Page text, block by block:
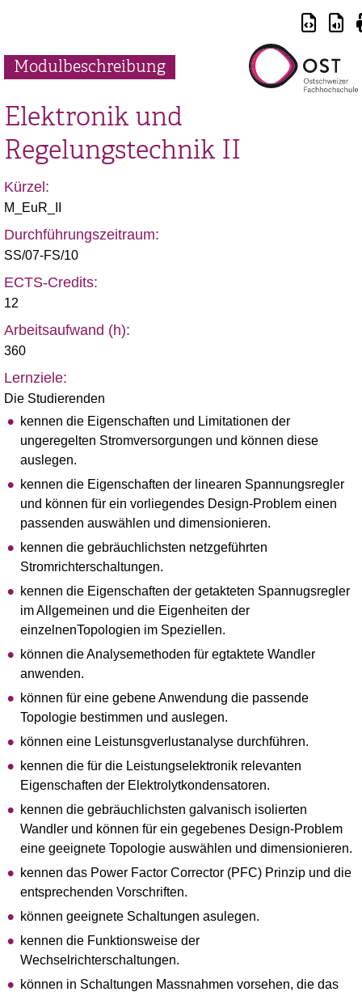
Modulbeschreibung
Elektronik und
Regelungstechnik II
Kürzel:
M_EuR_II
Durchführungszeitraum:
SS/07-FS/10
ECTS-Credits:
12
Arbeitsaufwand (h):
360
Lernziele:
Die Studierenden
kennen die Eigenschaften und Limitationen der
ungeregelten Stromversorgungen und können diese
auslegen.
kennen die Eigenschaften der linearen Spannungsregler
und können für ein vorliegendes Design-Problem einen
passenden auswählen und dimensionieren.
kennen die gebräuchlichsten netzgeführten
Stromrichterschaltungen.
kennen die Eigenschaften der getakteten Spannugsregler
im Allgemeinen und die Eigenheiten der
einzelnenTopologien im Speziellen.
können die Analysemethoden für egtaktete Wandler
anwenden.
können für eine gebene Anwendung die passende
Topologie bestimmen und auslegen.
können eine Leistunsgverlustanalyse durchführen.
kennen die für die Leistungselektronik relevanten
Eigenschaften der Elektrolytkondensatoren.
kennen die gebräuchlichsten galvanisch isolierten
Wandler und können für ein gegebenes Design-Problem
eine geeignete Topologie auswählen und dimensionieren.
kennen das Power Factor Corrector (PFC) Prinzip und die
entsprechenden Vorschriften.
können geeignete Schaltungen asulegen.
kennen die Funktionsweise der
Wechselrichterschaltungen.
können in Schaltungen Massnahmen vorsehen, die das